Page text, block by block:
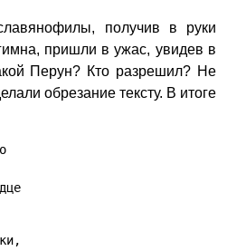
получив в руки
пришли в ужас, увидев в
Перун? Кто разрешил? Не
обрезание тексту. В итоге